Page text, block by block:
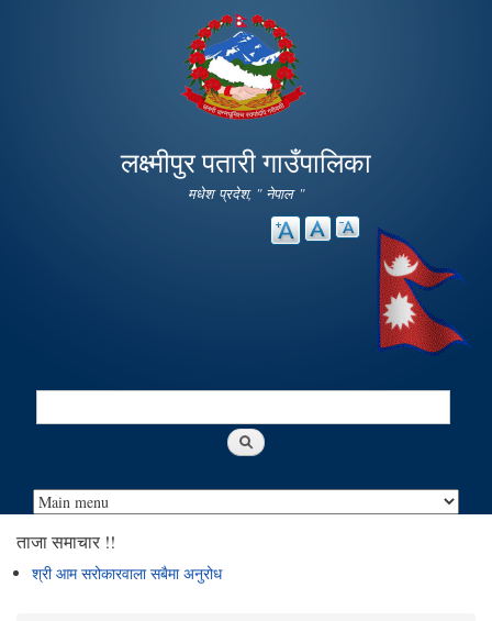
main
content
लक्ष्मीपुर पतारी गाउँपालिका
मधेश प्रदेश, " नेपाल "
Search
ताजा समाचार !!
श्री आम सरोकारवाला सबैमा अनुरोध